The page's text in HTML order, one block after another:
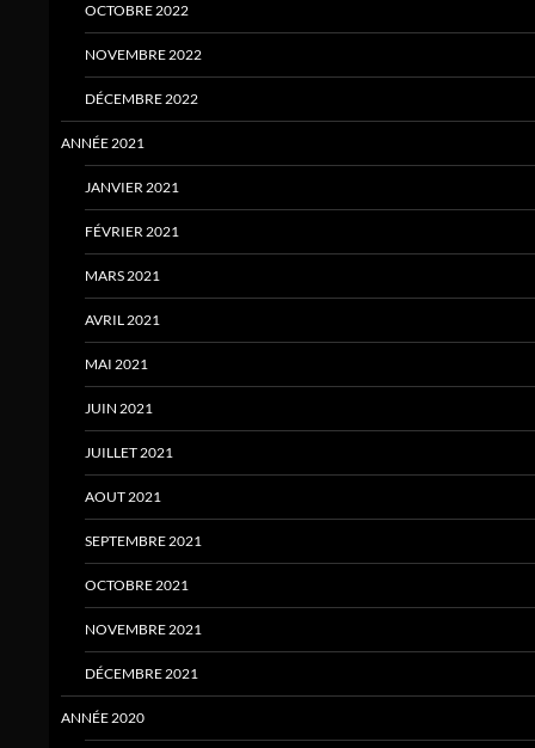
OCTOBRE 2022
NOVEMBRE 2022
DÉCEMBRE 2022
ANNÉE 2021
JANVIER 2021
FÉVRIER 2021
MARS 2021
AVRIL 2021
MAI 2021
JUIN 2021
JUILLET 2021
AOUT 2021
SEPTEMBRE 2021
OCTOBRE 2021
NOVEMBRE 2021
DÉCEMBRE 2021
ANNÉE 2020